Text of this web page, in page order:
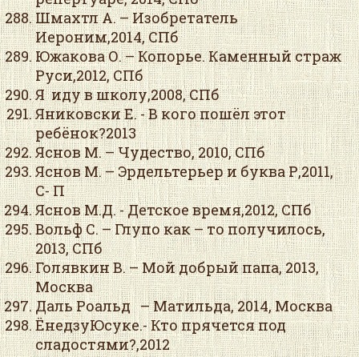
Шмахтл А. – Изобретатель
Иероним,2014, СПб
Южакова О. – Копорье. Каменный страж
Руси,2012, СПб
Я иду в школу,2008, СПб
Яниковски Е. - В кого пошёл этот
ребёнок?2013
Яснов М. – Чудество, 2010, СПб
Яснов М. – Эрдельтерьер и буква Р,2011,
С- П
Яснов М.Д. - Детское время,2012, СПб
Вольф С. – Глупо как – то получилось,
2013, СПб
Голявкин В. – Мой добрый папа, 2013,
Москва
Даль Роальд – Матильда, 2014, Москва
ЁнедзуЮсуке.- Кто прячется под
сладостями?,2012